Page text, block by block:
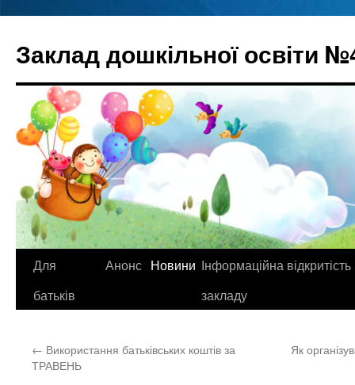
вмісту
Заклад дошкільної освіти
Для
батьків
Анонс Новини Інформаційна відкритість
закладу
← Використання батьківських коштів за
ТРАВЕНЬ
Як